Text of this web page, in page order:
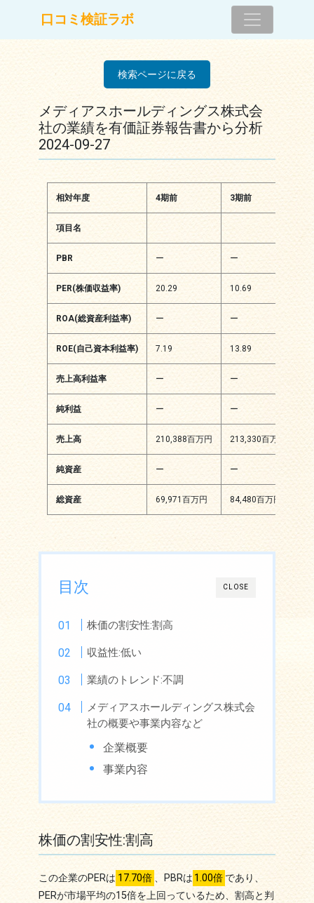
メインナビゲーション
口コミ検証ラボ
検索ページに戻る
メディアスホールディングス株式会
社の業績を有価証券報告書から分析
2024-09-27
相対年度 4期前 3期前
項目名
PBR ー ー
PER(株価収益率) 20.29 10.69
ROA(総資産利益率) ー ー
ROE(自己資本利益率) 7.19 13.89
売上高利益率 ー ー
純利益 ー ー
売上高 210,388百万円 213,330百万円
純資産 ー ー
総資産 69,971百万円 84,480百万円
CLOSE
目次
株価の割安性:割高
収益性:低い
業績のトレンド:不調
メディアスホールディングス株式会
社の概要や事業内容など
企業概要
事業内容
株価の割安性:割高
この企業のPERは 17.70倍 、PBRは 1.00倍 であり、
PERが市場平均の15倍を上回っているため、割高と判